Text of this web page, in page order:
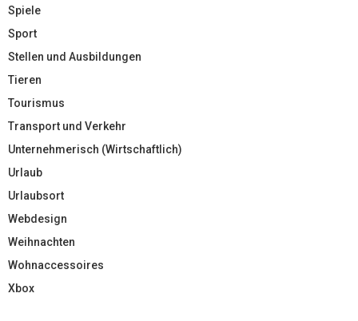
Spiele
Sport
Stellen und Ausbildungen
Tieren
Tourismus
Transport und Verkehr
Unternehmerisch (Wirtschaftlich)
Urlaub
Urlaubsort
Webdesign
Weihnachten
Wohnaccessoires
Xbox